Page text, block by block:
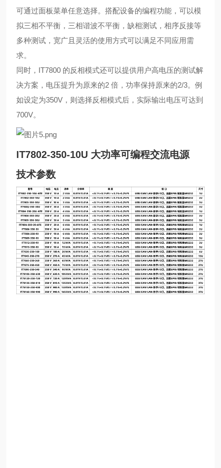
可通过面板菜单任意选择。搭配设备的编程功能，可以模
拟三相不平衡，三相谐波不平衡，缺相测试，相序反接等
多种测试，宽广且灵活的使用方式可以满足不同应用需
求。
同时，IT7800 的反相模式还可以提供用户高电压的测试解
决方案，电压提升为原来的2 倍，功率保持原来的2/3。例
如设定为350V，则选择反相模式后，实际输出电压可达到
700V。
IT7802-350-10U 大功率可编程交流电源
技术参数